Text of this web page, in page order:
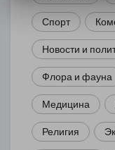
Спорт
Новости и
Флора и фауна
Медицина
Религия